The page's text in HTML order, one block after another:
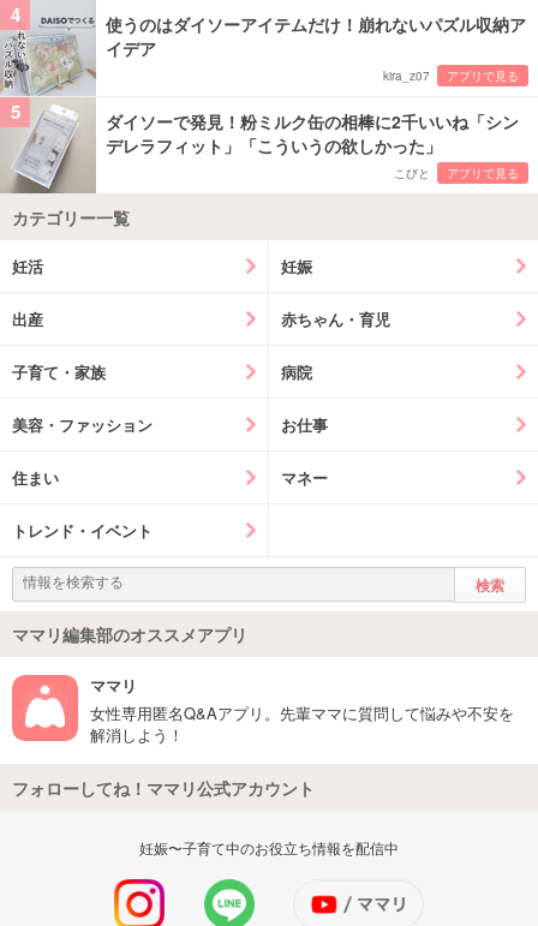
4
使うのはダイソーアイテムだけ！崩れないパズル収納ア
イデア
kira_z07 アプリで見る
5
ダイソーで発見！粉ミルク缶の相棒に2千いいね「シン
デレラフィット」「こういうの欲しかった」
こびと アプリで見る
カテゴリー一覧
妊活 妊娠
出産 赤ちゃん・育児
子育て・家族 病院
美容・ファッション お仕事
住まい マネー
トレンド・イベント
ママリ編集部のオススメアプリ
ママリ
女性専用匿名Q&Aアプリ。先輩ママに質問して悩みや不安を
解消しよう！
フォローしてね！ママリ公式アカウント
妊娠〜子育て中のお役立ち情報を配信中